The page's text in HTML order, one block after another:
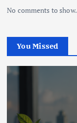
No comments to show.
You Missed